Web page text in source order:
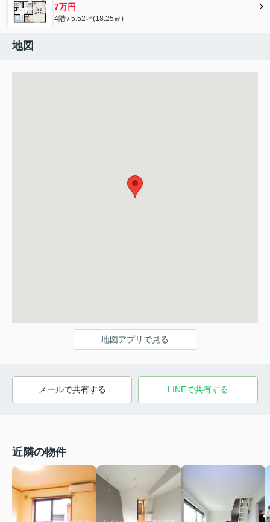
7万円
4階 / 5.52坪(18.25㎡)
地図
地図アプリで見る
メールで共有する LINEで共有する
近隣の物件